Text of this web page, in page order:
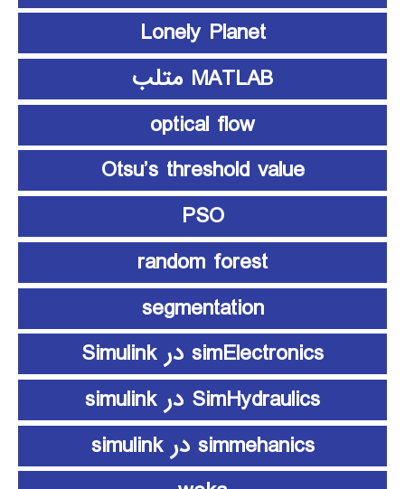
Lonely Planet
MATLAB متلب
optical flow
Otsu’s threshold value
PSO
random forest
segmentation
simElectronics در Simulink
SimHydraulics در simulink
simmehanics در simulink